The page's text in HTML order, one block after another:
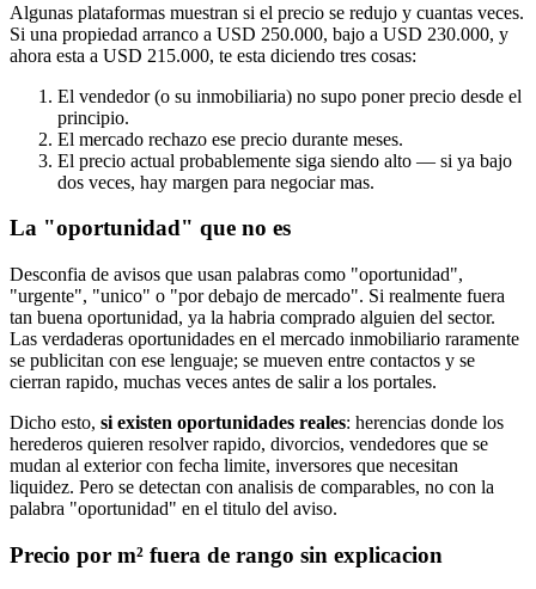
Algunas plataformas muestran si el precio se redujo y cuantas veces.
Si una propiedad arranco a USD 250.000, bajo a USD 230.000, y
ahora esta a USD 215.000, te esta diciendo tres cosas:
El vendedor (o su inmobiliaria) no supo poner precio desde el
principio.
El mercado rechazo ese precio durante meses.
El precio actual probablemente siga siendo alto — si ya bajo
dos veces, hay margen para negociar mas.
La "oportunidad" que no es
Desconfia de avisos que usan palabras como "oportunidad",
"urgente", "unico" o "por debajo de mercado". Si realmente fuera
tan buena oportunidad, ya la habria comprado alguien del sector.
Las verdaderas oportunidades en el mercado inmobiliario raramente
se publicitan con ese lenguaje; se mueven entre contactos y se
cierran rapido, muchas veces antes de salir a los portales.
Dicho esto, si existen oportunidades reales: herencias donde los
herederos quieren resolver rapido, divorcios, vendedores que se
mudan al exterior con fecha limite, inversores que necesitan
liquidez. Pero se detectan con analisis de comparables, no con la
palabra "oportunidad" en el titulo del aviso.
Precio por m² fuera de rango sin explicacion